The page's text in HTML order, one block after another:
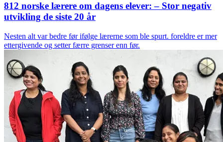
812 norske lærere om dagens elever: – Stor negativ
utvikling de siste 20 år
Nesten alt var bedre før ifølge lærerne som ble spurt. foreldre er mer
ettergivende og setter færre grenser enn før.